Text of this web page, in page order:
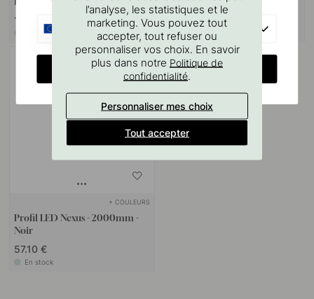
133.50 €
En stock
57.10 €
En stock
+ COULEURS
Profil LED Nexus - 2000mm -
Noir
57.10 €
En stock
l’analyse, les statistiques et le
marketing. Vous pouvez tout
accepter, tout refuser ou
personnaliser vos choix. En savoir
plus dans notre Politique de
confidentialité.
Personnaliser mes choix
Tout accepter
CHANGE COUNTRY